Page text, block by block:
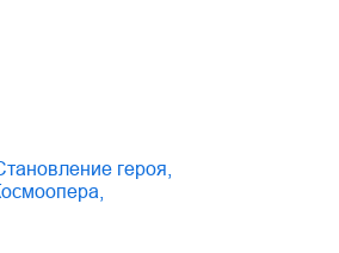
становление героя
космоопера